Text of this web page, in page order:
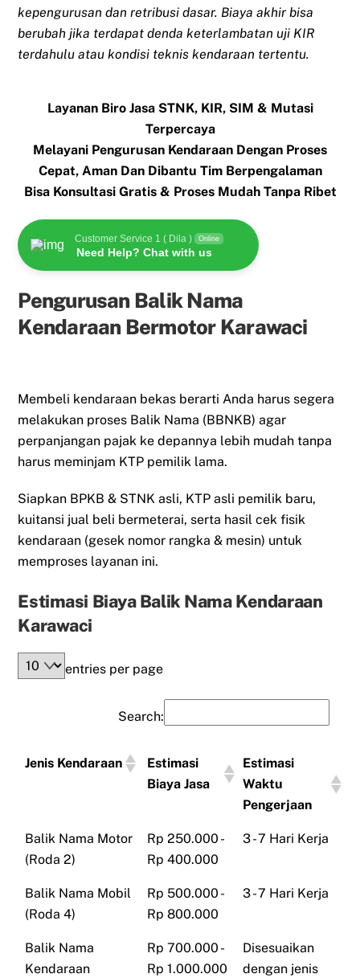
kepengurusan dan retribusi dasar. Biaya akhir bisa
berubah jika terdapat denda keterlambatan uji KIR
terdahulu atau kondisi teknis kendaraan tertentu.
Layanan Biro Jasa STNK, KIR, SIM & Mutasi
Terpercaya
Melayani Pengurusan Kendaraan Dengan Proses
Cepat, Aman Dan Dibantu Tim Berpengalaman
Bisa Konsultasi Gratis & Proses Mudah Tanpa Ribet
Customer Service 1 ( Dila ) Online
Need Help? Chat with us
Pengurusan Balik Nama
Kendaraan Bermotor Karawaci
Membeli kendaraan bekas berarti Anda harus segera
melakukan proses Balik Nama (BBNKB) agar
perpanjangan pajak ke depannya lebih mudah tanpa
harus meminjam KTP pemilik lama.
Siapkan BPKB & STNK asli, KTP asli pemilik baru,
kuitansi jual beli bermeterai, serta hasil cek fisik
kendaraan (gesek nomor rangka & mesin) untuk
memproses layanan ini.
Estimasi Biaya Balik Nama Kendaraan
Karawaci
entries per page
Search:
Jenis Kendaraan
Estimasi
Biaya Jasa
Estimasi
Waktu
Pengerjaan
Balik Nama Motor
(Roda 2)
Rp 250.000 -
Rp 400.000
3 - 7 Hari Kerja
Balik Nama Mobil
(Roda 4)
Rp 500.000 -
Rp 800.000
3 - 7 Hari Kerja
Balik Nama
Kendaraan
Rp 700.000 -
Rp 1.000.000
Disesuaikan
dengan jenis